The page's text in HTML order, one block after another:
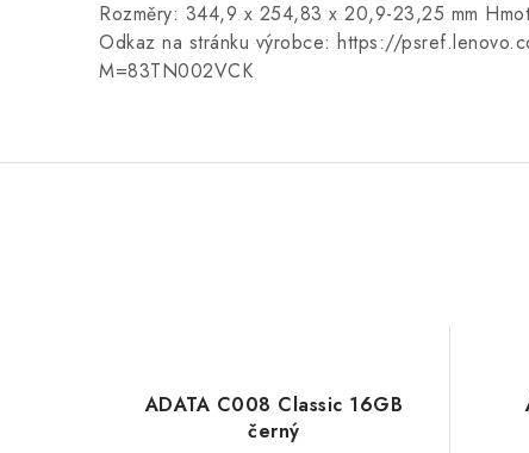
Rozměry: 344,9 x 254,83 x 20,9-23,25 mm
Odkaz na stránku výrobce: https://
M=83TN002VCK
ADATA C008 Classic 16GB
černý